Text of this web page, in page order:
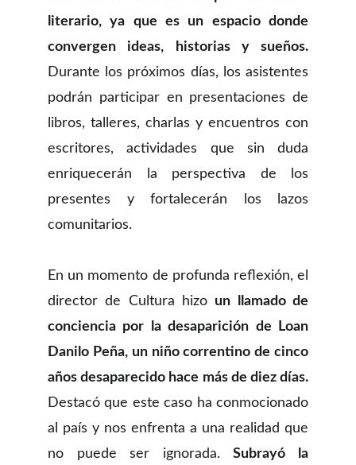
literario, ya que es un espacio donde
convergen ideas, historias y sueños.
Durante los próximos días, los asistentes
podrán participar en presentaciones de
libros, talleres, charlas y encuentros con
escritores, actividades que sin duda
enriquecerán la perspectiva de los
presentes y fortalecerán los lazos
comunitarios.
En un momento de profunda reflexión, el
director de Cultura hizo un llamado de
conciencia por la desaparición de Loan
Danilo Peña, un niño correntino de cinco
años desaparecido hace más de diez días.
Destacó que este caso ha conmocionado
al país y nos enfrenta a una realidad que
no puede ser ignorada.Subrayó la